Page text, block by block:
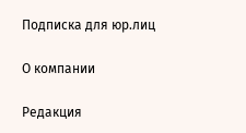
Подписка для юр.лиц
О компании
Редакция